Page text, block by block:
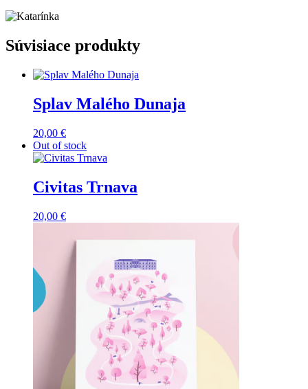
Súvisiace produkty
Splav Malého Dunaja
20,00 €
Out of stock
Civitas Trnava
20,00 €